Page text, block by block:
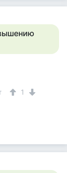
1